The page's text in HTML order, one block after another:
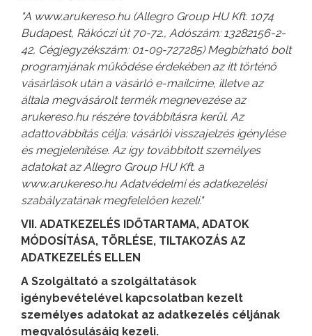
"A www.arukereso.hu (Allegro Group HU Kft. 1074
Budapest, Rákóczi út 70-72., Adószám: 13282156-2-
42, Cégjegyzékszám: 01-09-727285) Megbízható bolt
programjának működése érdekében az itt történő
vásárlások után a vásárló e-mailcíme, illetve az
általa megvásárolt termék megnevezése az
arukereso.hu részére továbbításra kerül. Az
adattovábbítás célja: vásárlói visszajelzés igénylése
és megjelenítése. Az így továbbított személyes
adatokat az Allegro Group HU Kft. a
www.arukereso.hu Adatvédelmi és adatkezelési
szabályzatának megfelelően kezeli."
VII. ADATKEZELÉS IDŐTARTAMA, ADATOK
MÓDOSÍTÁSA, TÖRLÉSE, TILTAKOZÁS AZ
ADATKEZELÉS ELLEN
A Szolgáltató a szolgáltatások
igénybevételével kapcsolatban kezelt
személyes adatokat az adatkezelés céljának
megvalósulásáig kezeli.